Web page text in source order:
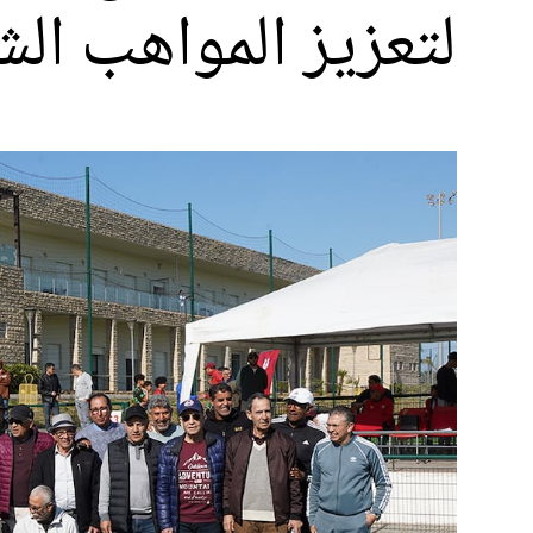
لتعزيز المواهب